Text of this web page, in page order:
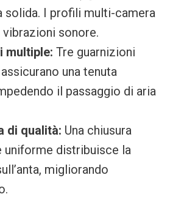
solida. I profili multi-camera
sonore.
multiple: Tre guarnizioni
una tenuta
il passaggio di aria
di qualità: Una chiusura
uniforme distribuisce la
migliorando